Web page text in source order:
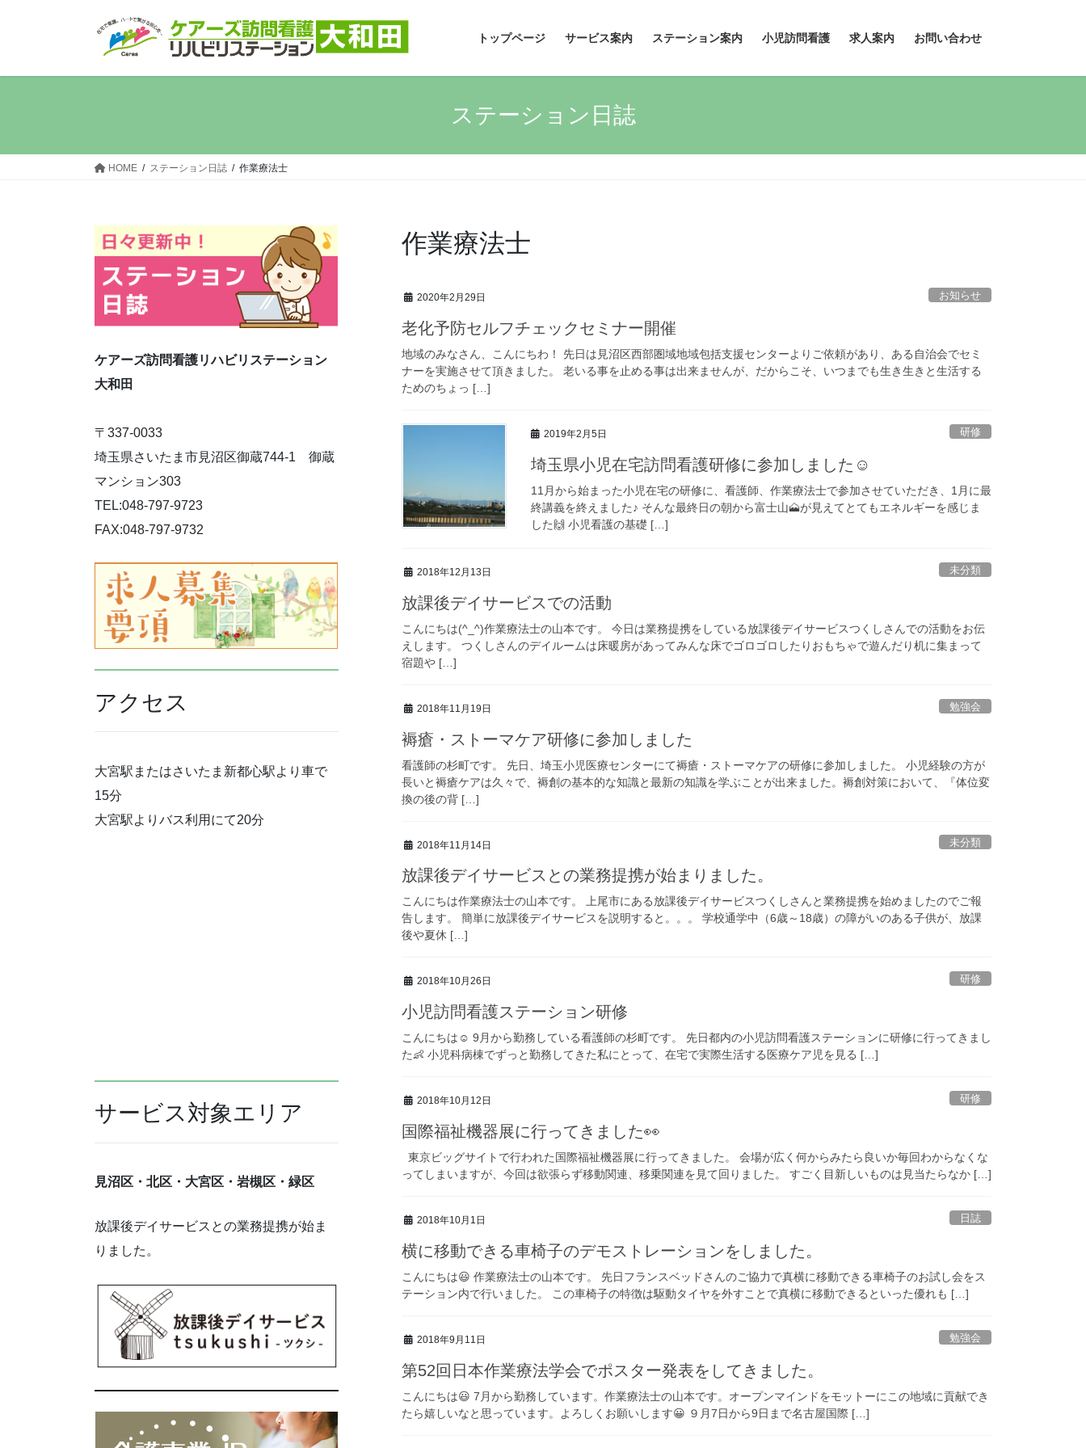
トップページ サービス案内 ステーション案内 小児訪問看護 求人案内 お問い合わせ
ステーション日誌
HOME ステーション日誌 作業療法士
作業療法士
2020年2月29日 お知らせ
老化予防セルフチェックセミナー開催
地域のみなさん、こんにちわ！ 先日は見沼区西部圏域地域包括支援センターよりご依頼があり、ある自治会でセミ
ナーを実施させて頂きました。 老いる事を止める事は出来ませんが、だからこそ、いつまでも生き生きと生活する
ためのちょっ […]
2019年2月5日 研修
埼玉県小児在宅訪問看護研修に参加しました☺️
11月から始まった小児在宅の研修に、看護師、作業療法士で参加させていただき、1月に最
終講義を終えました♪ そんな最終日の朝から富士山🗻が見えてとてもエネルギーを感じま
した🙌 小児看護の基礎 […]
2018年12月13日 未分類
放課後デイサービスでの活動
こんにちは(^_^)作業療法士の山本です。 今日は業務提携をしている放課後デイサービスつくしさんでの活動をお伝
えします。 つくしさんのデイルームは床暖房があってみんな床でゴロゴロしたりおもちゃで遊んだり机に集まって
宿題や […]
2018年11月19日 勉強会
褥瘡・ストーマケア研修に参加しました
看護師の杉町です。 先日、埼玉小児医療センターにて褥瘡・ストーマケアの研修に参加しました。 小児経験の方が
長いと褥瘡ケアは久々で、褥創の基本的な知識と最新の知識を学ぶことが出来ました。褥創対策において、『体位変
換の後の背 […]
2018年11月14日 未分類
放課後デイサービスとの業務提携が始まりました。
こんにちは作業療法士の山本です。 上尾市にある放課後デイサービスつくしさんと業務提携を始めましたのでご報
告します。 簡単に放課後デイサービスを説明すると。。。 学校通学中（6歳～18歳）の障がいのある子供が、放課
後や夏休 […]
2018年10月26日 研修
小児訪問看護ステーション研修
こんにちは☺ 9月から勤務している看護師の杉町です。 先日都内の小児訪問看護ステーションに研修に行ってきまし
た👶 小児科病棟でずっと勤務してきた私にとって、在宅で実際生活する医療ケア児を見る […]
2018年10月12日 研修
国際福祉機器展に行ってきました👀
東京ビッグサイトで行われた国際福祉機器展に行ってきました。 会場が広く何からみたら良いか毎回わからなくな
ってしまいますが、今回は欲張らず移動関連、移乗関連を見て回りました。 すごく目新しいものは見当たらなか […]
2018年10月1日 日誌
横に移動できる車椅子のデモストレーションをしました。
こんにちは😃 作業療法士の山本です。 先日フランスベッドさんのご協力で真横に移動できる車椅子のお試し会をス
テーション内で行いました。 この車椅子の特徴は駆動タイヤを外すことで真横に移動できるといった優れも […]
2018年9月11日 勉強会
第52回日本作業療法学会でポスター発表をしてきました。
こんにちは😃 7月から勤務しています。作業療法士の山本です。オープンマインドをモットーにこの地域に貢献でき
たら嬉しいなと思っています。よろしくお願いします😀 ９月7日から9日まで名古屋国際 […]
ケアーズ訪問看護リハビリステーション
大和田
〒337-0033
埼玉県さいたま市見沼区御蔵744-1 御蔵
マンション303
TEL:048-797-9723
FAX:048-797-9732
アクセス
大宮駅またはさいたま新都心駅より車で
15分
大宮駅よりバス利用にて20分
サービス対象エリア
見沼区・北区・大宮区・岩槻区・緑区
放課後デイサービスとの業務提携が始ま
りました。